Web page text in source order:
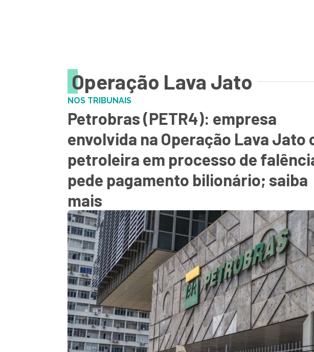
Operação Lava Jato
NOS TRIBUNAIS
Petrobras (PETR4): empresa
envolvida na Operação Lava Jato
petroleira em processo de
pede pagamento bilionário; saiba
mais